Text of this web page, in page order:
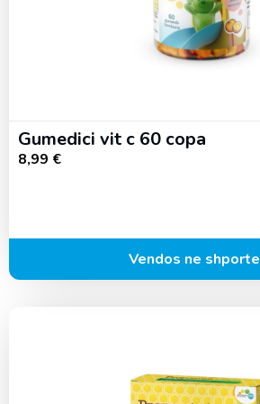
Gumedici vit c 60 copa
8,99 €
Vendos ne shporte